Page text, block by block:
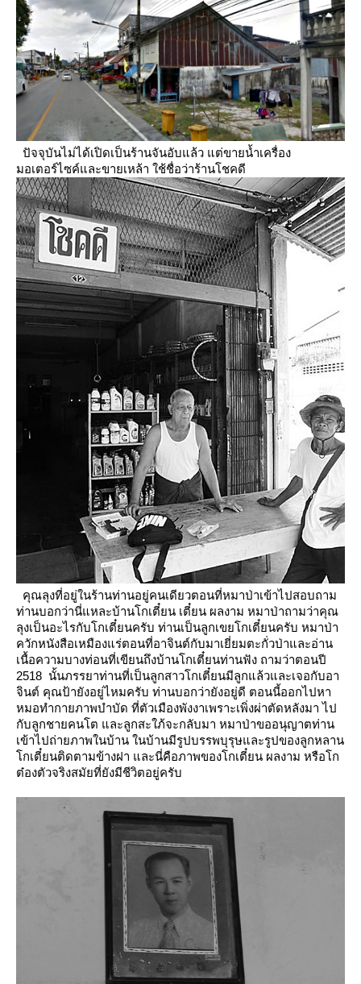
ปัจจุบันไม่ได้เปิดเป็นร้านจันอับแล้ว แต่ขายน้ำเครื่อง
มอเตอร์ไซค์และขายเหล้า ใช้ชื่อว่าร้านโชคดี
คุณลุงที่อยู่ในร้านท่านอยู่คนเดียวตอนที่หมาป่าเข้าไปสอบถาม
ท่านบอกว่านี่แหละบ้านโกเตี๋ยน เตี๋ยน ผลงาม หมาป่าถามว่าคุณ
ลุงเป็นอะไรกับโกเตี๋ยนครับ ท่านเป็นลูกเขยโกเตี๋ยนครับ หมาป่า
ควักหนังสือเหมืองแร่ตอนที่อาจินต์กับมาเยี่ยมตะกั่วป่าและอ่าน
เนื้อความบางท่อนที่เขียนถึงบ้านโกเตี๋ยนท่านฟัง ถามว่าตอนปี
2518 นั้นภรรยาท่านที่เป็นลูกสาวโกเตี๋ยนมีลูกแล้วและเจอกับอา
จินต์ คุณป้ายังอยู่ไหมครับ ท่านบอกว่ายังอยู่ดี ตอนนี้ออกไปหา
หมอทำกายภาพบำบัด ที่ตัวเมืองพังงาเพราะเพิ่งผ่าตัดหลังมา ไป
กับลูกชายคนโต ละลูกสะใภ้จะกลับมา หมาป่าขออนุญาตท่าน
เข้าไปถ่ายภาพในบ้าน ในบ้านมีรูปบรรพบุรุษและรูปของลูกหลาน
กเตี๋ยนติดตามข้างฝา ละนี่คือภาพของโกเตี๋ยน ผลงาม หรือโก
ต๋องตัวจริงสมัยที่ยังมีชีวิตอยู่ครับ